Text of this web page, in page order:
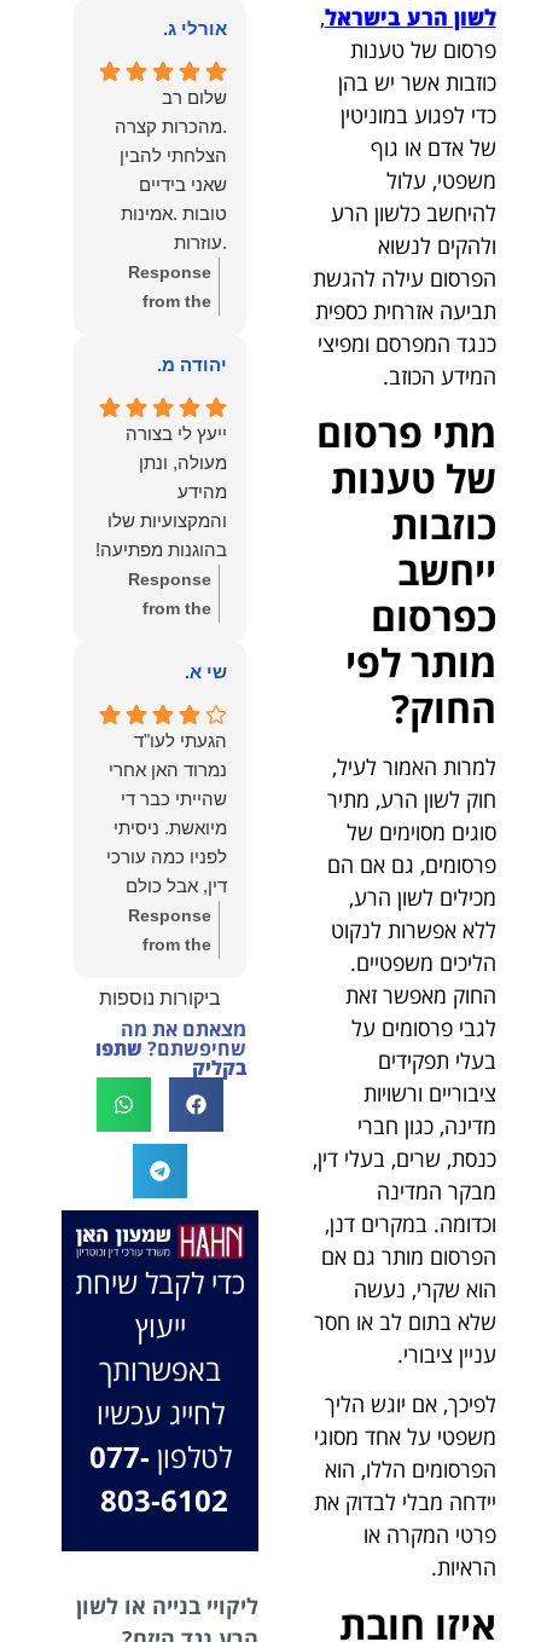
לשון הרע בישראל,
פרסום של טענות
כוזבות אשר יש בהן
כדי לפגוע במוניטין
של אדם או גוף
משפטי, עלול
להיחשב כלשון הרע
ולהקים לנשוא
הפרסום עילה להגשת
תביעה אזרחית כספית
כנגד המפרסם ומפיצי
המידע הכוזב.
מתי פרסום
של טענות
כוזבות
ייחשב
כפרסום
מותר לפי
החוק?
למרות האמור לעיל,
חוק לשון הרע, מתיר
סוגים מסוימים של
פרסומים, גם אם הם
מכילים לשון הרע,
ללא אפשרות לנקוט
הליכים משפטיים.
החוק מאפשר זאת
לגבי פרסומים על
בעלי תפקידים
ציבוריים ורשויות
מדינה, כגון חברי
כנסת, שרים, בעלי דין,
מבקר המדינה
וכדומה. במקרים דנן,
הפרסום מותר גם אם
הוא שקרי, נעשה
שלא בתום לב או חסר
עניין ציבורי.
לפיכך, אם יוגש הליך
משפטי על אחד מסוגי
הפרסומים הללו, הוא
יידחה מבלי לבדוק את
פרטי המקרה או
הראיות.
איזו חובת
הלב לכל מי
שמחפש עורך דין
מקצועי, אמין
ומסור.
הוא שלנו.
אורלי ג.
שלום רב
.מהכרות קצרה
הצלחתי להבין
שאני בידיים
טובות .אמינות
.עוזרות
.ומקשיבות .אין לי
מילים להודות
העוצמות
.והצגת אמת
.תודה לכם תמיד
תשאירו לי אור
בעניים .
Response
from the
רבה על המילים
והחמות! כיף
גדול לשמוע
שהרגשת בידיים
טובות. בשביל
הצוות שלנו זה
שווה את הכל.
נשמח תמיד
לעמוד לרשותך!
משרד עורכי דין
ונוטריון
יהודה מ.
ייעץ לי בצורה
מעולה, ונתן
מהידע
והמקצועיות שלו
בהוגנות מפתיעה!
Response
from the
יהודה, תודה
שמחנו מאוד
לשמוע שהייעוץ
עזר לך ושהיית
מרוצה.
מבחינתנו הוגנות
ומקצועיות הן
מעל הכל. נשמח
תמיד לעמוד
לרשותך בהמשך
שי א.
הגעתי לעו"ד
נמרוד האן אחרי
שהייתי כבר די
מיואשת. ניסיתי
לפניו כמה עורכי
דין, אבל כולם
נרתעו כי היה
מדובר בנושא
וסירבו לקחת
אותו.לאחר
שסיפרתי בקצרה
המקרה, הוא
החליט לייצג אותי
בלי לחשוב
פעמיים, הקשיב
לי ולקח את התיק
שלי פרו בונו מכל
הלב.
Response
from the
רבה על המילים
החמות ועל
האמון. שמחנו
לעמוד לצידך,
במיוחד בתיק לא
פשוט, ומאחלים
לך המון הצלחה
בהמשך. תמיד
כאן בשבילך.
בברכה, משרד
עו"ד שמעון האן
ונוטריון
ביקורות נוספות
מצאתם את מה
שחיפשתם? שתפו
בקליק
כדי לקבל שיחת
ייעוץ
באפשרותך
לחייג עכשיו
לטלפון 077-
803-6102
ליקויי בנייה או לשון